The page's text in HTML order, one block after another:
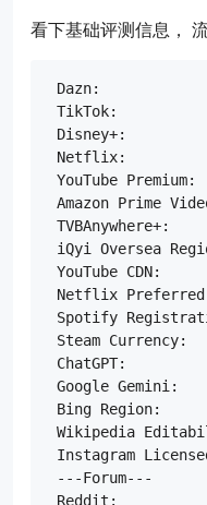
看下基础评测信息，
Dazn:
TikTok:
Disney+:
Netflix:
YouTube
Amazon Prime
iQyi Oversea
YouTube
Netflix
Spotify
Steam
ChatGPT:
Google
Bing Region:
Wikipedia
Instagram
---Forum---